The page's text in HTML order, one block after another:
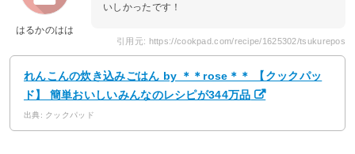
はるかのはは
いしかったです！
引用元: https://cookpad.com/recipe/1625302/tsukurepos
れんこんの炊き込みごはん by ＊＊rose＊＊ 【クックパッ
ド】 簡単おいしいみんなのレシピが344万品
出典: クックパッド